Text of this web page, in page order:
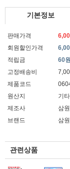
기본정보
판매가격
회원할인가격
적립금
60원
고정배송비
제품코드
원산지
기
제조사
삼원
브랜드
삼원
관련상품